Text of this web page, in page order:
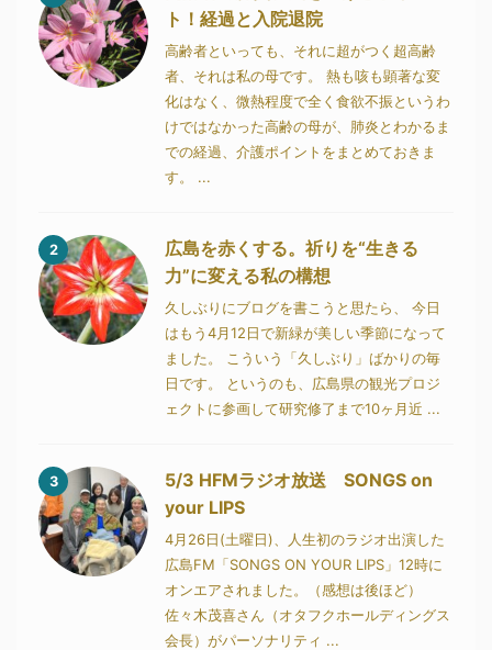
ト！経過と入院退院
高齢者といっても、それに超がつく超高齢
者、それは私の母です。 熱も咳も顕著な変
化はなく、微熱程度で全く食欲不振というわ
けではなかった高齢の母が、肺炎とわかるま
での経過、介護ポイントをまとめておきま
す。 ...
2
広島を赤くする。祈りを“生きる
力”に変える私の構想
久しぶりにブログを書こうと思たら、 今日
はもう4月12日で新緑が美しい季節になって
ました。 こういう「久しぶり」ばかりの毎
日です。 というのも、広島県の観光プロジ
ェクトに参画して研究修了まで10ヶ月近 ...
3
5/3 HFMラジオ放送 SONGS on
your LIPS
4月26日(土曜日)、人生初のラジオ出演した
広島FM「SONGS ON YOUR LIPS」12時に
オンエアされました。（感想は後ほど）
佐々木茂喜さん（オタフクホールディングス
会長）がパーソナリティ ...